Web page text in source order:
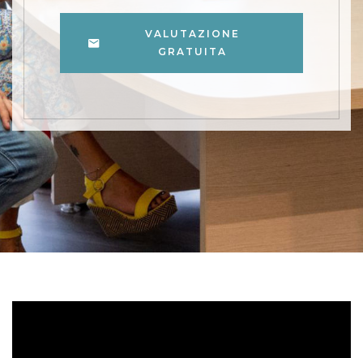
VALUTAZIONE
GRATUITA